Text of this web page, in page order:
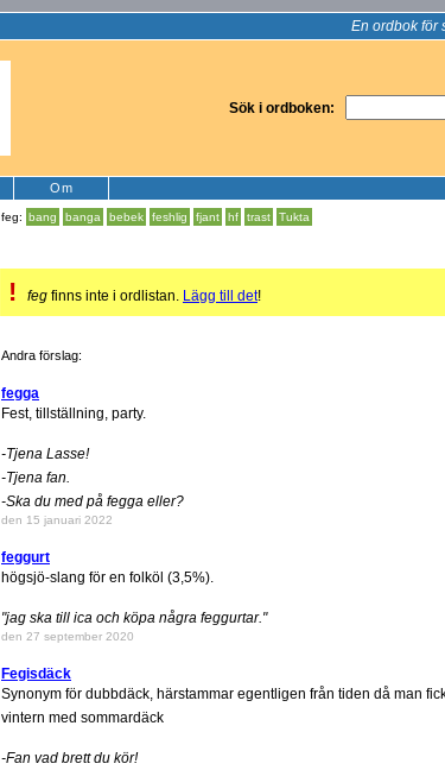
En ordbok för
Sök i ordboken:
Om
feg: bang banga bebek feshlig fjant hf trast Tukta
! feg finns inte i ordlistan. Lägg till det!
Andra förslag:
fegga
Fest, tillställning, party.
-Tjena Lasse!
-Tjena fan.
-Ska du med på fegga eller?
den 15 januari 2022
feggurt
högsjö-slang för en folköl (3,5%).
"jag ska till ica och köpa några feggurtar."
den 27 september 2020
Fegisdäck
Synonym för dubbdäck, härstammar egentligen från tiden då man
vintern med sommardäck
-Fan vad brett du kör!